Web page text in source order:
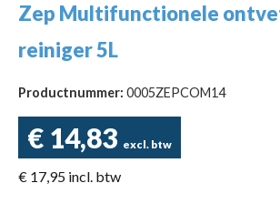
Zep Multifunctionele
reiniger 5L
Productnummer: 0005ZEPCOM14
€ 14,83 excl. btw
€ 17,95 incl. btw